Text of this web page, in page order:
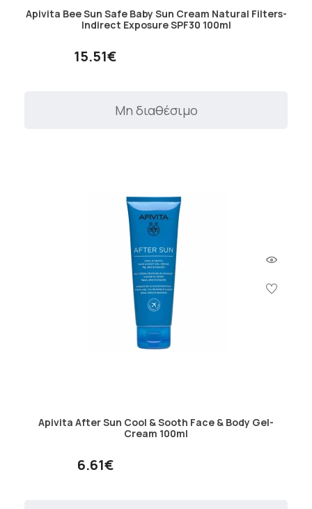
Apivita Bee Sun Safe Baby Sun Cream Natural Filters-
Indirect Exposure SPF30 100ml
15.51€
Μη διαθέσιμο
Apivita After Sun Cool & Sooth Face & Body Gel-
Cream 100ml
6.61€